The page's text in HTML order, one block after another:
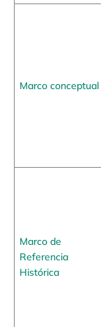
Marco conceptual
Marco de
Referencia
Histórica